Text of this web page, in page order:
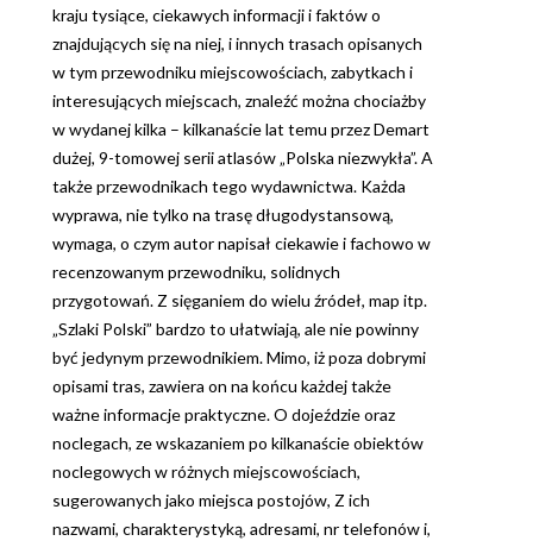
kraju tysiące, ciekawych informacji i faktów o
znajdujących się na niej, i innych trasach opisanych
w tym przewodniku miejscowościach, zabytkach i
interesujących miejscach, znaleźć można chociażby
w wydanej kilka – kilkanaście lat temu przez Demart
dużej, 9-tomowej serii atlasów „Polska niezwykła”. A
także przewodnikach tego wydawnictwa. Każda
wyprawa, nie tylko na trasę długodystansową,
wymaga, o czym autor napisał ciekawie i fachowo w
recenzowanym przewodniku, solidnych
przygotowań. Z sięganiem do wielu źródeł, map itp.
„Szlaki Polski” bardzo to ułatwiają, ale nie powinny
być jedynym przewodnikiem. Mimo, iż poza dobrymi
opisami tras, zawiera on na końcu każdej także
ważne informacje praktyczne. O dojeździe oraz
noclegach, ze wskazaniem po kilkanaście obiektów
noclegowych w różnych miejscowościach,
sugerowanych jako miejsca postojów, Z ich
nazwami, charakterystyką, adresami, nr telefonów i,